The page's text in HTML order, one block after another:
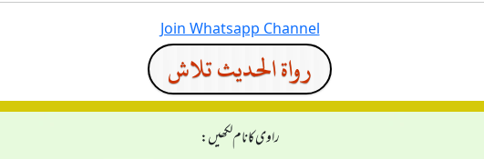
Join Whatsapp Channel
رواة الحديث تلاش
راوی کا نام لکھیں: